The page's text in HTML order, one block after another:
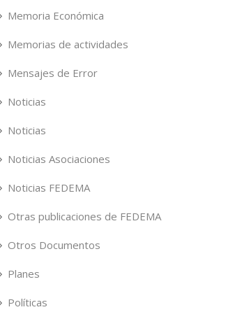
Memoria Económica
Memorias de actividades
Mensajes de Error
Noticias
Noticias
Noticias Asociaciones
Noticias FEDEMA
Otras publicaciones de FEDEMA
Otros Documentos
Planes
Políticas